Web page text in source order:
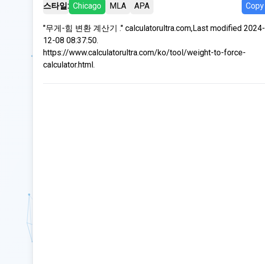
스타일: Chicago MLA APA Copy
"무게-힘 변환 계산기 ." calculatorultra.com,Last modified 2024-
12-08 08:37:50.
https://www.calculatorultra.com/ko/tool/weight-to-force-
calculator.html.